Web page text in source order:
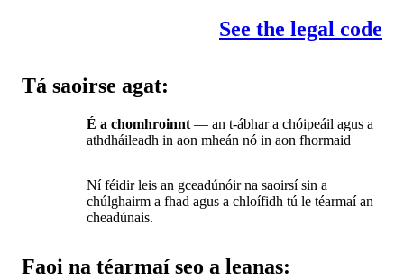
See the legal code
Tá saoirse agat:
É a chomhroinnt — an t-ábhar a chóipeáil agus a
athdháileadh in aon mheán nó in aon fhormaid
Ní féidir leis an gceadúnóir na saoirsí sin a
chúlghairm a fhad agus a chloífidh tú le téarmaí an
cheadúnais.
Faoi na téarmaí seo a leanas: